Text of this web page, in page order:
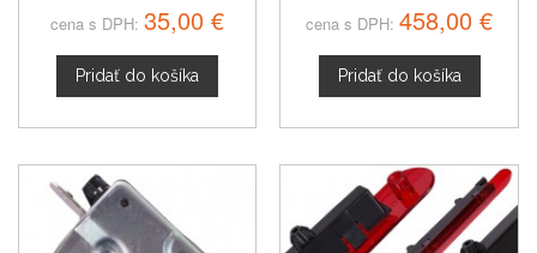
cena s DPH: 35,00 €
Pridať do košíka
cena s DPH: 458,00 €
Pridať do košíka